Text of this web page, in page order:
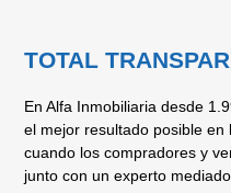
TOTAL
En Alfa Inmobiliaria desde
el mejor resultado posible
cuando los compradores y
junto con un experto